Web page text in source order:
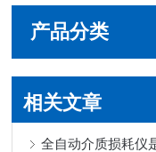
产品分类
相关文章
全自动介质损耗仪